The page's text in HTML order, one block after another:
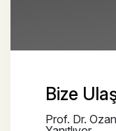
Bize
Prof. Dr.